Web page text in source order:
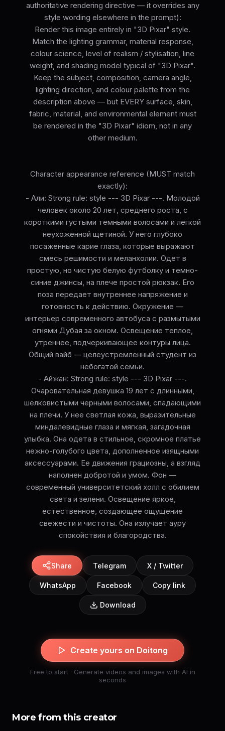
authoritative rendering directive — it overrides any
style wording elsewhere in the prompt):
Render this image entirely in "3D Pixar" style.
Match the lighting grammar, material response,
colour science, level of realism / stylisation, line
weight, and shading model typical of "3D Pixar".
Keep the subject, composition, camera angle,
lighting direction, and colour palette from the
description above — but EVERY surface, skin,
fabric, material, and environmental element must
be rendered in the "3D Pixar" idiom, not in any
other medium.
Character appearance reference (MUST match
exactly):
- Али: Strong rule: style --- 3D Pixar ---. Молодой
человек около 20 лет, среднего роста, с
короткими густыми темными волосами и легкой
неухоженной щетиной. У него глубоко
посаженные карие глаза, которые выражают
смесь решимости и меланхолии. Одет в
простую, но чистую белую футболку и темно-
синие джинсы, на плече простой рюкзак. Его
поза передает внутреннее напряжение и
готовность к действию. Окружение —
интерьер современного автобуса с размытыми
огнями Дубая за окном. Освещение теплое,
утреннее, подчеркивающее контуры лица.
Общий вайб — целеустремленный студент из
небогатой семьи.
- Айжан: Strong rule: style --- 3D Pixar ---.
Очаровательная девушка 19 лет с длинными,
шелковистыми черными волосами, спадающими
на плечи. У нее светлая кожа, выразительные
миндалевидные глаза и мягкая, загадочная
улыбка. Она одета в стильное, скромное платье
нежно-голубого цвета, дополненное изящными
аксессуарами. Ее движения грациозны, а взгляд
наполнен добротой и умом. Фон —
современный университетский холл с обилием
света и зелени. Освещение яркое,
естественное, создающее ощущение
свежести и чистоты. Она излучает ауру
спокойствия и благородства.
Share Telegram X / Twitter
WhatsApp Facebook Copy link
Download
Create yours on Doitong
Free to start · Generate videos and images with AI in
seconds
More from this creator